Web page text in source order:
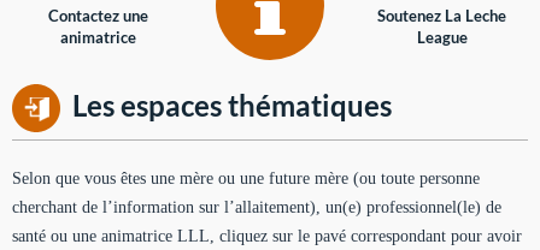
Contactez une
animatrice
Soutenez La Leche
League
Les espaces thématiques
Selon que vous êtes une mère ou une future mère (ou toute personne
cherchant de l’information sur l’allaitement), un(e) professionnel(le) de
santé ou une animatrice LLL, cliquez sur le pavé correspondant pour avoir